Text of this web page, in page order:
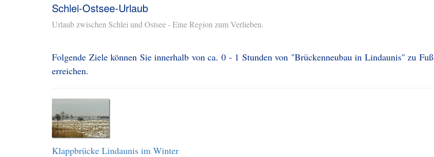
Schlei-Ostsee-Urlaub
Urlaub zwischen Schlei und Ostsee - Eine Region zum Verlieben.
Folgende Ziele können Sie innerhalb von ca. 0 - 1 Stunden von "Brückenneubau in Lindaunis" zu Fuß
erreichen.
Klappbrücke Lindaunis im Winter